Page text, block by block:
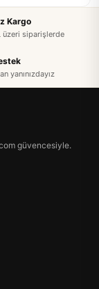
Kargo
üzeri siparişlerde
yanınızdayız
güvencesiyle.